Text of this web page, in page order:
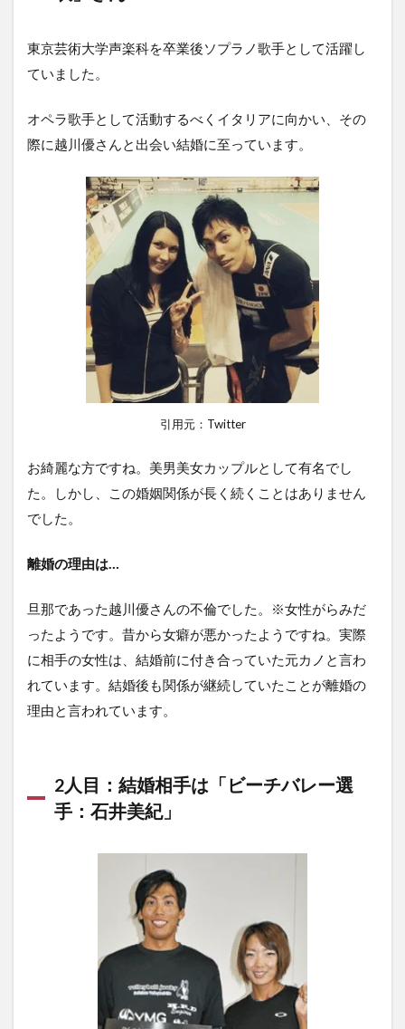
東京芸術大学声楽科を卒業後ソプラノ歌手として活躍し
ていました。
オペラ歌手として活動するべくイタリアに向かい、その
際に越川優さんと出会い結婚に至っています。
引用元：Twitter
お綺麗な方ですね。美男美女カップルとして有名でし
た。しかし、この婚姻関係が長く続くことはありません
でした。
離婚の理由は…
旦那であった越川優さんの不倫でした。※女性がらみだ
ったようです。昔から女癖が悪かったようですね。実際
に相手の女性は、結婚前に付き合っていた元カノと言わ
れています。結婚後も関係が継続していたことが離婚の
理由と言われています。
2人目：結婚相手は「ビーチバレー選
手：石井美紀」